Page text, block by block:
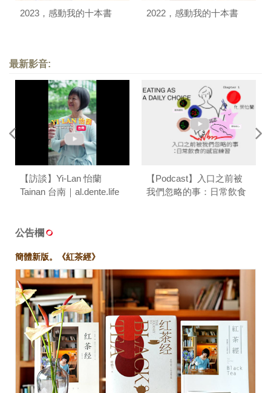
2023，感動我的十本書 2022，感動我的十本書
最新影音:
【訪談】Yi-Lan 怡蘭
Tainan 台南｜al.dente.life
【Podcast】入口之前被
我們忽略的事：日常飲食
公告欄
簡體新版。《紅茶經》